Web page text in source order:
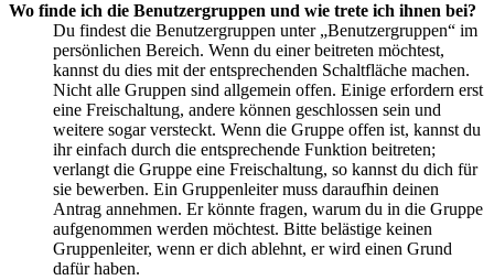
Wo finde ich die Benutzergruppen und wie trete ich ihnen bei?
Du findest die Benutzergruppen unter „Benutzergruppen“ im
persönlichen Bereich. Wenn du einer beitreten möchtest,
kannst du dies mit der entsprechenden Schaltfläche machen.
Nicht alle Gruppen sind allgemein offen. Einige erfordern erst
eine Freischaltung, andere können geschlossen sein und
weitere sogar versteckt. Wenn die Gruppe offen ist, kannst du
ihr einfach durch die entsprechende Funktion beitreten;
verlangt die Gruppe eine Freischaltung, so kannst du dich für
sie bewerben. Ein Gruppenleiter muss daraufhin deinen
Antrag annehmen. Er könnte fragen, warum du in die Gruppe
aufgenommen werden möchtest. Bitte belästige keinen
Gruppenleiter, wenn er dich ablehnt, er wird einen Grund
dafür haben.